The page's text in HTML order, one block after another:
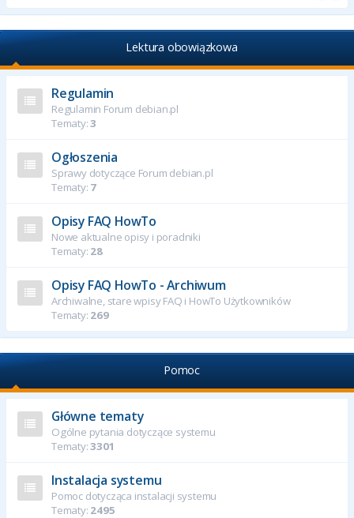
Lektura obowiązkowa
Regulamin
Regulamin Forum debian.pl
Tematy:3
Ogłoszenia
Sprawy dotyczące Forum debian.pl
Tematy: 7
Opisy FAQ HowTo
Nowe aktualne opisy i poradniki
Tematy: 28
Opisy FAQ HowTo - Archiwum
Archiwalne, stare wpisy FAQ i HowTo Użytkowników
Tematy: 269
Pomoc
Główne tematy
Ogólne pytania dotyczące systemu
Tematy:3301
Instalacja systemu
Pomoc dotycząca instalacji systemu
Tematy: 2495